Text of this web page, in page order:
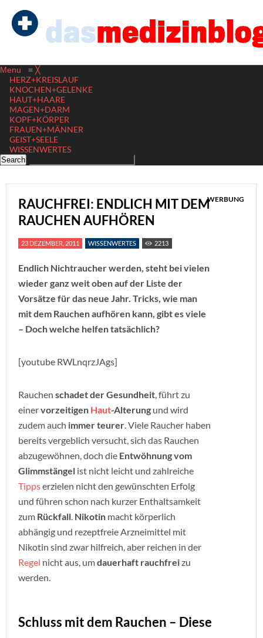
Menu ≡ ╳
HERZ+KREISLAUF
KNOCHEN+GELENKE
HAUT+HAARE
MAGEN+DARM
KOPF+KÖRPER
FRAUEN+MÄNNER
GEIST+SEELE
WISSENWERTES
RAUCHFREI: ENDLICH MIT DEM
RAUCHEN AUFHÖREN
WERBUNG
23 DEZEMBER, 2011 WISSENWERTES 2213
Endlich Nichtraucher werden, steht bei vielen
wieder ganz weit oben auf der Liste der
Vorsätze für das neue Jahr. Tricks, wie man
mit dem Rauchen aufhören kann, gibt es viele
– Doch welche helfen tatsächlich?
[youtube RWLnqrzJAgs]
Rauchen schadet der Gesundheit, führt zu
einervorzeitigen Haut-Alterung und wird
zudem auch immer teurer. Viele Raucher haben
bereits vergeblich versucht, sich das Rauchen
abzugewöhnen, doch die Entwöhnung vom
Glimmstängel ist nicht leicht und zahlreiche
Tippserzielen nicht den gewünschten Erfolg
und führen schon nach kurzer Enthaltsamkeit
zum Rückfall. Nikotin macht körperlich
abhängig und rezeptfreie Arzneimittel mit
Nikotin sind zwar hilfreich, aber reichen in der
Regel nicht aus, umdauerhaft rauchfreizu
werden.
Schluss mit dem Rauchen – Diese